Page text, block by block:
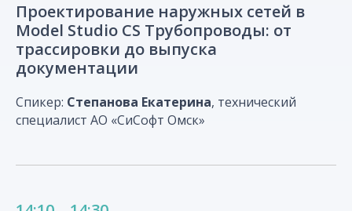
Проектирование наружных сетей в
Model Studio CS Трубопроводы: от
трассировки до выпуска
документации
Спикер: Степанова Екатерина, технический
специалист АО «СиСофт Омск»
Отель «Азимут Новосибирск»
Новосибирск, ул. Ленина, 21
22 мая 2026 г., начало в 09:00
Место проведения